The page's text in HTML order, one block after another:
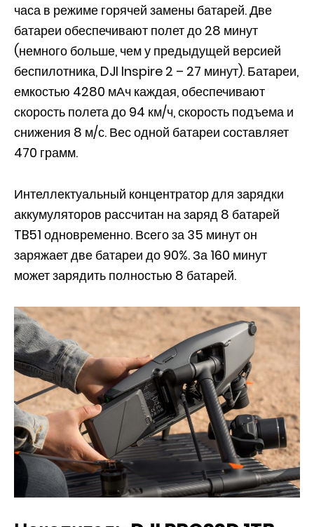
часа в режиме горячей замены батарей. Две
батареи обеспечивают полет до 28 минут
(немного больше, чем у предыдущей версией
беспилотника, DJI Inspire 2 – 27 минут). Батареи,
емкостью 4280 мАч каждая, обеспечивают
скорость полета до 94 км/ч, скорость подъема и
снижения 8 м/с. Вес одной батареи составляет
470 грамм.
Интеллектуальный концентратор для зарядки
аккумуляторов рассчитан на заряд 8 батарей
TB51 одновременно. Всего за 35 минут он
заряжает две батареи до 90%. За 160 минут
может зарядить полностью 8 батарей.